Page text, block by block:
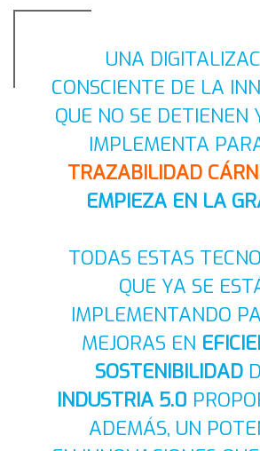
UNA
CONSCIENTE DE LA
QUE NO SE DETIENEN
IMPLEMENTA
TRAZABILIDAD
EMPIEZA EN LA
TODAS ESTAS
QUE YA SE
IMPLEMENTANDO
MEJORAS EN
SOSTENIBILIDAD
INDUSTRIA 5.0
ADEMÁS, UN